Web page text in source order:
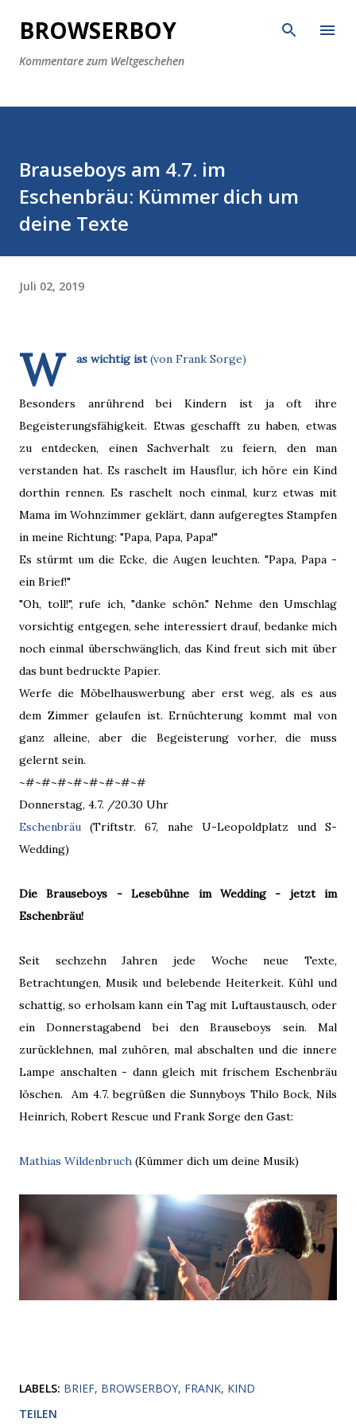
Direkt zum Hauptbereich
BROWSERBOY
Kommentare zum Weltgeschehen
Brauseboys am 4.7. im
Eschenbräu: Kümmer dich um
deine Texte
Juli 02, 2019
W as wichtig ist(von Frank Sorge)
Besonders anrührend bei Kindern ist ja oft ihre
Begeisterungsfähigkeit. Etwas geschafft zu haben, etwas
zu entdecken, einen Sachverhalt zu feiern, den man
verstanden hat. Es raschelt im Hausflur, ich höre ein Kind
dorthin rennen. Es raschelt noch einmal, kurz etwas mit
Mama im Wohnzimmer geklärt, dann aufgeregtes Stampfen
in meine Richtung: "Papa, Papa, Papa!"
Es stürmt um die Ecke, die Augen leuchten. "Papa, Papa -
ein Brief!"
"Oh, toll!", rufe ich, "danke schön." Nehme den Umschlag
vorsichtig entgegen, sehe interessiert drauf, bedanke mich
noch einmal überschwänglich, das Kind freut sich mit über
das bunt bedruckte Papier.
Werfe die Möbelhauswerbung aber erst weg, als es aus
dem Zimmer gelaufen ist. Ernüchterung kommt mal von
ganz alleine, aber die Begeisterung vorher, die muss
gelernt sein.
~#~#~#~#~#~#~#~#
Donnerstag, 4.7. /20.30 Uhr
Eschenbräu (Triftstr. 67, nahe U-Leopoldplatz und S-
Wedding)
Die Brauseboys - Lesebühne im Wedding - jetzt im
Eschenbräu!
Seit sechzehn Jahren jede Woche neue Texte,
Betrachtungen, Musik und belebende Heiterkeit. Kühl und
schattig, so erholsam kann ein Tag mit Luftaustausch, oder
ein Donnerstagabend bei den Brauseboys sein. Mal
zurücklehnen, mal zuhören, mal abschalten und die innere
Lampe anschalten - dann gleich mit frischem Eschenbräu
löschen. Am 4.7. begrüßen die Sunnyboys Thilo Bock, Nils
Heinrich, Robert Rescue und Frank Sorge den Gast:
Mathias Wildenbruch (Kümmer dich um deine Musik)
LABELS: BRIEF BROWSERBOY FRANK KIND
TEILEN